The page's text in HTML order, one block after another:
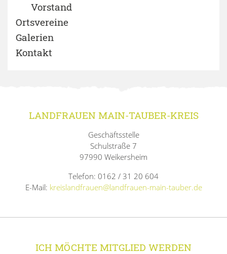
Vorstand
Ortsvereine
Galerien
Kontakt
LANDFRAUEN MAIN-TAUBER-KREIS
Geschäftsstelle
Schulstraße 7
97990 Weikersheim
Telefon: 0162 / 31 20 604
E-Mail: kreislandfrauen@landfrauen-main-tauber.de
ICH MÖCHTE MITGLIED WERDEN